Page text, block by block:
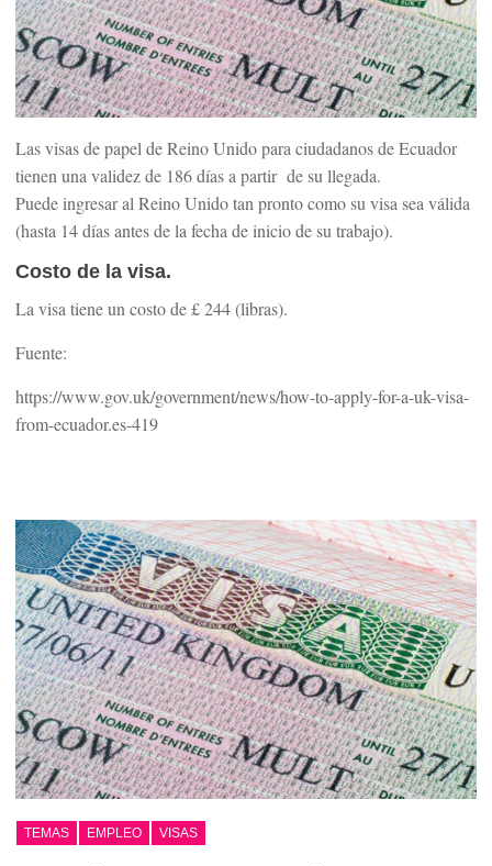
Las visas de papel de Reino Unido para ciudadanos de Ecuador
tienen una validez de 186 días a partir de su llegada.
Puede ingresar al Reino Unido tan pronto como su visa sea válida
(hasta 14 días antes de la fecha de inicio de su trabajo).
Costo de la visa.
La visa tiene un costo de £ 244 (libras).
Fuente:
https://www.gov.uk/government/news/how-to-apply-for-a-uk-visa-
from-ecuador.es-419
TEMAS EMPLEO VISAS